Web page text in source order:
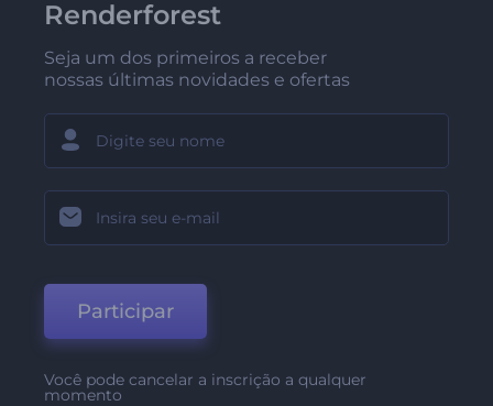
Renderforest
Seja um dos primeiros a receber
nossas últimas novidades e ofertas
Participar
Você pode cancelar a inscrição a qualquer
momento